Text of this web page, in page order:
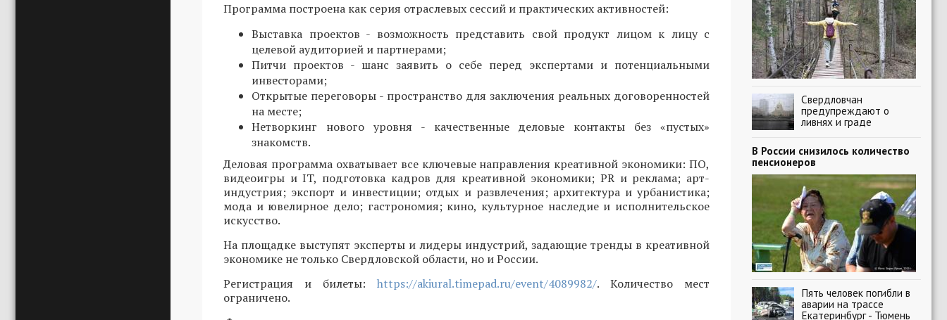
Программа построена как серия отраслевых сессий и практических активностей:
Выставка проектов - возможность представить свой продукт лицом к лицу с
целевой аудиторией и партнерами;
Питчи проектов - шанс заявить о себе перед экспертами и потенциальными
инвесторами;
Открытые переговоры - пространство для заключения реальных договоренностей
на месте;
Нетворкинг нового уровня - качественные деловые контакты без «пустых»
знакомств.
Деловая программа охватывает все ключевые направления креативной экономики: ПО,
видеоигры и IT, подготовка кадров для креативной экономики; PR и реклама; арт-
индустрия; экспорт и инвестиции; отдых и развлечения; архитектура и урбанистика;
мода и ювелирное дело; гастрономия; кино, культурное наследие и исполнительское
искусство.
На площадке выступят эксперты и лидеры индустрий, задающие тренды в креативной
экономике не только Свердловской области, но и России.
Регистрация и билеты: https://akiural.timepad.ru/event/4089982/. Количество мест
ограничено.
Свердловчан
предупреждают о
ливнях и граде
В России снизилось количество
пенсионеров
Пять человек погибли в
аварии на трассе
Екатеринбург - Тюмень